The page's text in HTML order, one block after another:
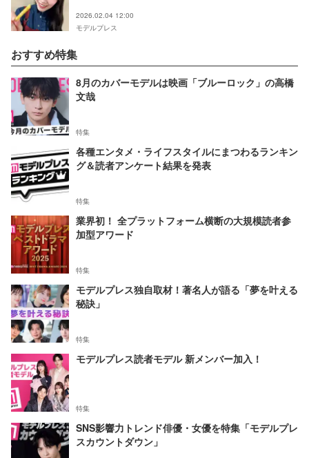
2026.02.04 12:00
モデルプレス
おすすめ特集
8月のカバーモデルは映画「ブルーロック」の高橋
文哉
特集
各種エンタメ・ライフスタイルにまつわるランキン
グ＆読者アンケート結果を発表
特集
業界初！ 全プラットフォーム横断の大規模読者参
加型アワード
特集
モデルプレス独自取材！著名人が語る「夢を叶える
秘訣」
特集
モデルプレス読者モデル 新メンバー加入！
特集
SNS影響力トレンド俳優・女優を特集「モデルプレ
スカウントダウン」